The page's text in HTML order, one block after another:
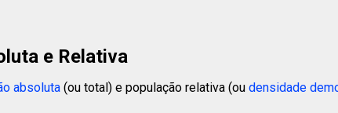
e Relativa
absoluta (ou total) e população relativa (ou densidade